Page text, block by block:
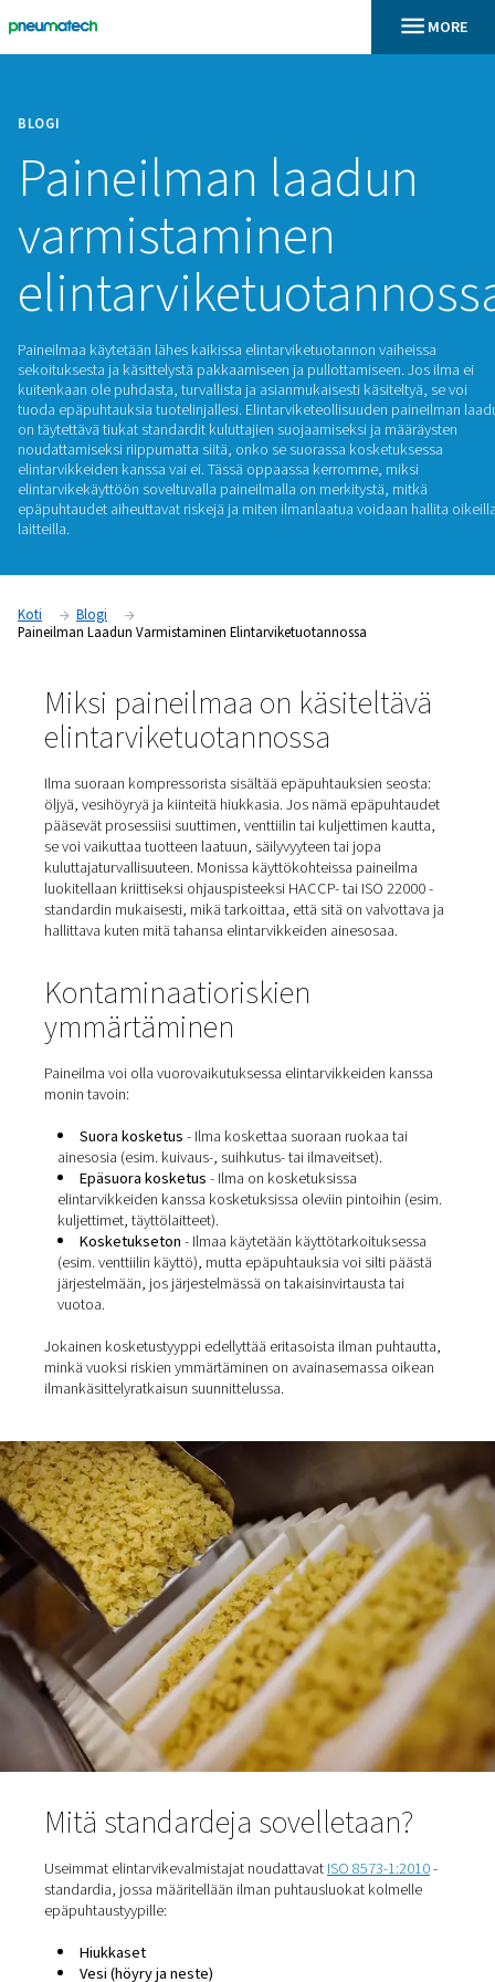
BLOGI
Paineilman
varmistaminen
Paineilmaa käytetään lähes kaikissa elintarviketuotannon
sekoituksesta ja käsittelystä pakkaamiseen ja
kuitenkaan ole puhdasta, turvallista ja asianmukaisesti
tuoda epäpuhtauksia tuotelinjallesi.Elintarviketeollisuuden
on täytettävä tiukat standardit kuluttajien suojaamiseksi ja
elintarvikekäyttöön soveltuvalla paineilmalla on merkitystä,
epäpuhtaudet aiheuttavat riskejä ja miten ilmanlaatua
Paineilman Laadun Varmistaminen Elintarviketuotannossa
Miksi paineilmaa on
elintarviketuotannossa
Ilma suoraan kompressorista sisältää epäpuhtauksien
öljyä, vesihöyryä ja kiinteitä hiukkasia. Jos nämä
pääsevät prosessiisi suuttimen, venttiilin tai kuljettimen
kuluttajaturvallisuuteen. Monissa käyttökohteissa
standardin mukaisesti, mikä tarkoittaa, että sitä on
hallittava kuten mitä tahansa elintarvikkeiden
Kontaminaatioriskien
ymmärtäminen
Paineilma voi olla vuorovaikutuksessa elintarvikkeiden
monin tavoin:
ainesosia (esim. kuivaus-, suihkutus- tai ilmaveitset).
Epäsuora kosketus
- Ilma on kosketuksissa
elintarvikkeiden kanssa kosketuksissa oleviin
kuljettimet, täyttölaitteet).
Kosketukseton- Ilmaa käytetään
(esim. venttiilin käyttö), mutta epäpuhtauksia voi silti
järjestelmään, jos järjestelmässä on takaisinvirtausta
vuotoa.
Jokainen kosketustyyppi edellyttää eritasoista ilman
minkä vuoksi riskien ymmärtäminen on avainasemassa
ilmankäsittelyratkaisun suunnittelussa.